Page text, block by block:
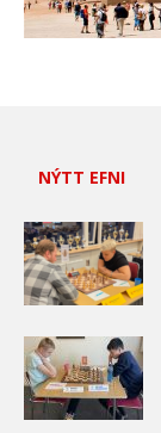
NÝTT EFNI